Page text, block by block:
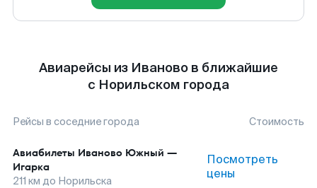
Авиарейсы из Иваново в ближайшие
с Норильском города
Рейсы в соседние города Стоимость
Авиабилеты Иваново Южный —
Игарка
211 км до Норильска
Посмотреть
цены